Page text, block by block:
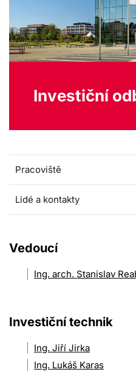
Investiční
Pracoviště
Lidé a kontakty
Vedoucí
Ing. arch. Stanislav
Investiční technik
Ing. Jiří Jirka
Ing. Lukáš Karas